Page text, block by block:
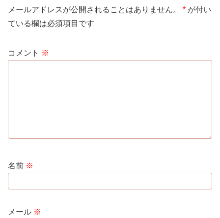
メールアドレスが公開されることはありません。 * が付い
ている欄は必須項目です
コメント ※
名前 ※
メール ※